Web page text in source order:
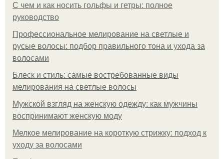
С чем и как носить гольфы и гетры: полное
руководство
Профессиональное мелирование на светлые и
русые волосы: подбор правильного тона и ухода за
волосами
Блеск и стиль: самые востребованные виды
мелирования на светлые волосы
Мужской взгляд на женскую одежду: как мужчины
воспринимают женскую моду
Мелкое мелирование на короткую стрижку: подход к
уходу за волосами